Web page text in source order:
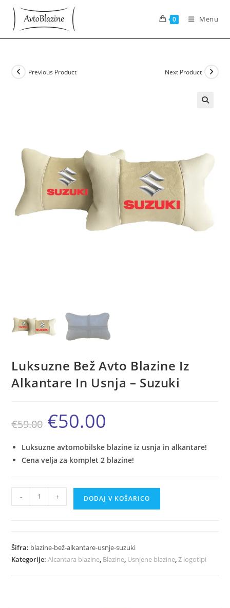
Skip
content
0 Menu
Previous Product Next Product
Luksuzne Bež Avto Blazine Iz
Alkantare In Usnja – Suzuki
€59.00
Izvirna
cena
je
€59.00.
€50.00
Luksuzne avtomobilske blazine iz usnja in alkantare!
Cena velja za komplet 2 blazine!
Luksuzne
Bež
Iz
Alkantare
- + DODAJ V KOŠARICO
Šifra: blazine-bež-alkantare-usnje-suzuki
Kategorije:Alcantara blazine, Blazine, Usnjene blazine,Z logotipi